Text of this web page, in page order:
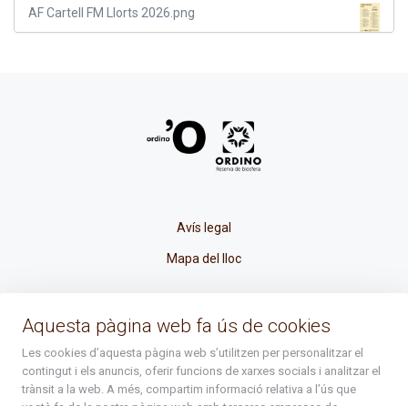
AF Cartell FM Llorts 2026.png
Avís legal
Mapa del lloc
atenciociutadana@ordino.ad
+376 878 100
Aquesta pàgina web fa ús de cookies
Les cookies d’aquesta pàgina web s’utilitzen per personalitzar el
contingut i els anuncis, oferir funcions de xarxes socials i analitzar el
trànsit a la web. A més, compartim informació relativa a l’ús que